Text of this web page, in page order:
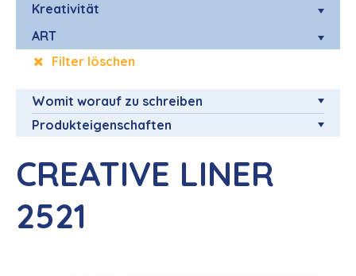
Kreativität
ART
Filter löschen
Womit worauf zu schreiben
Produkteigenschaften
CREATIVE LINER
2521